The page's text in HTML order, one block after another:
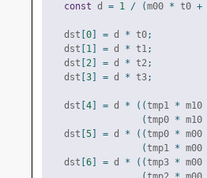
const d = 1 / (m00 * t0 +
    dst
0 = d * t0;
    dst
1 = d * t1;
    dst
2 = d * t2;
    dst
3 = d * t3;
    dst
4 = d * ((tmp1 * m10
(tmp0 * m10
    dst
5 = d * ((tmp0 * m00
(tmp1 * m00
    dst
6 = d * ((tmp3 * m00